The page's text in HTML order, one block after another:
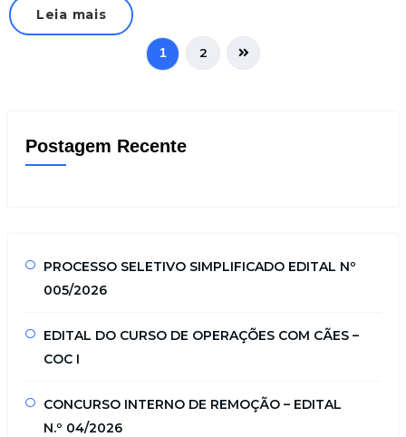
Leia mais
1 2
Postagem Recente
PROCESSO SELETIVO SIMPLIFICADO EDITAL Nº
005/2026
EDITAL DO CURSO DE OPERAÇÕES COM CÃES –
COC I
CONCURSO INTERNO DE REMOÇÃO – EDITAL
N.º 04/2026